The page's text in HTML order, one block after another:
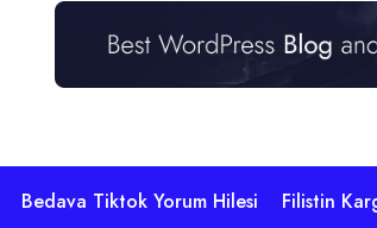
Bedava Tiktok Yorum Hilesi Filistin